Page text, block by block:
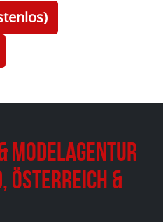
Modelagentur
Österreich &